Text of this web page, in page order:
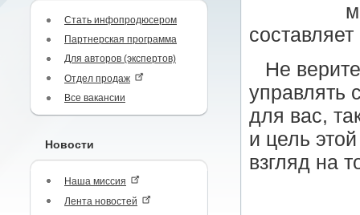
Стать инфопродюсером
Партнерская программа
Для авторов (экспертов)
Отдел продаж
Все вакансии
Новости
Наша миссия
Лента новостей
Не
управлять
для вас,
и цель
взгляд на